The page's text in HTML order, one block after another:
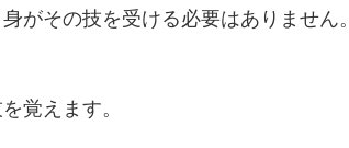
がその技を受ける必要はありません。
覚えます。